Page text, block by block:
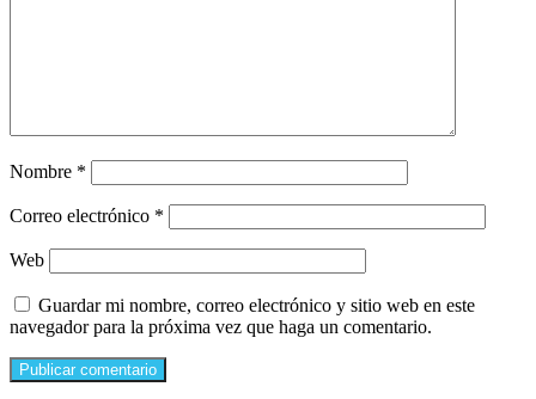
Nombre *
Correo electrónico *
Web
Guardar mi nombre, correo electrónico y sitio web en este
navegador para la próxima vez que haga un comentario.